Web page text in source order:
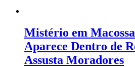
Mistério em
Aparece Dentro de
Assusta Moradores